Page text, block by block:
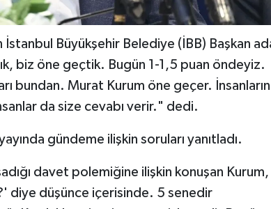
İstanbul Büyükşehir Belediye (İBB) Başkan
biz öne geçtik. Bugün 1-1,5 puan öndeyiz.
bundan. Murat Kurum öne geçer. İnsanların
da size cevabı verir." dedi.
gündeme ilişkin soruları yanıtladı.
davet polemiğine ilişkin konuşan Kurum,
diye düşünce içerisinde. 5 senedir